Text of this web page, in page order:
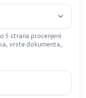
5 strana procenjeni
vrste dokumenta,